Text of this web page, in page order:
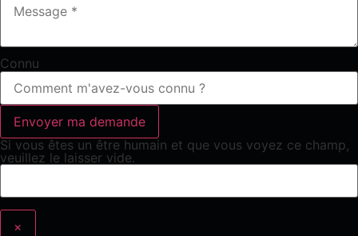
Connu
Si vous êtes un être humain et que vous voyez ce champ,
veuillez le laisser vide.
×